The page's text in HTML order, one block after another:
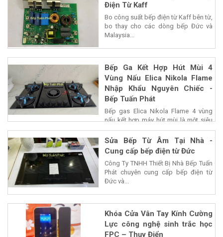
Điện Từ Kaff
Bo công suất bếp điện từ Kaff bên từ,
bo thay cho các dòng bếp Đức và
Malaysia...
Bếp Ga Kết Hợp Hút Mùi 4
Vùng Nấu Elica Nikola Flame
Nhập Khẩu Nguyên Chiếc -
Bếp Tuấn Phát
Bếp gas Elica Nikola Flame 4 vùng
nấu kết hợp máy hút mùi là một siêu
phẩm của...
Sửa Bếp Từ Âm Tại Nhà -
Cung cấp bếp điện từ Đức
Công Ty TNHH Thiết Bị Nhà Bếp Tuấn
Phát chuyên cung cấp bếp điện từ
Đức và...
Khóa Cửa Vân Tay Kính Cường
Lực công nghệ sinh trắc học
FPC – Thụy Điển